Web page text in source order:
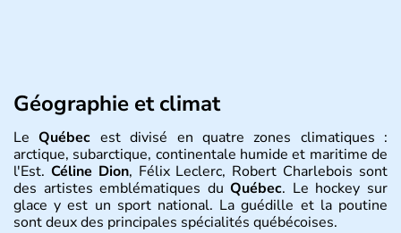
Géographie et climat
LeQuébec est divisé en quatre zones climatiques :
arctique, subarctique, continentale humide et maritime de
l'Est. Céline Dion, Félix Leclerc, Robert Charlebois sont
des artistes emblématiques duQuébec. Le hockey sur
glace y est un sport national. La guédille et la poutine
sont deux des principales spécialités québécoises.